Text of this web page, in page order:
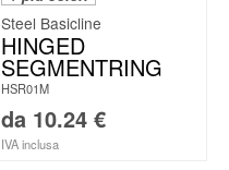
Steel Basicline
HINGED
SEGMENTRING
HSR01M
da 10.24 €
IVA inclusa